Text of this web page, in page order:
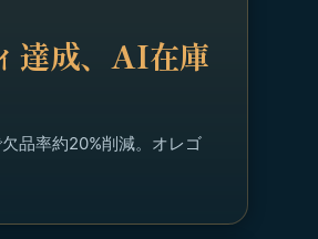
達成、AI在庫
品率約20%削減。オレゴ